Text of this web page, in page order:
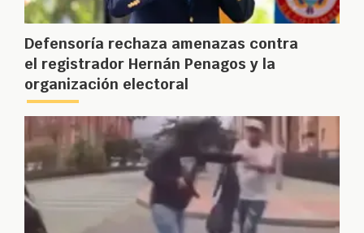
Defensoría rechaza amenazas contra
el registrador Hernán Penagos y la
organización electoral